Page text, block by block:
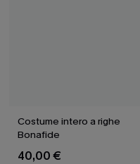
Costume intero a righe
Bonafide
40,00 €